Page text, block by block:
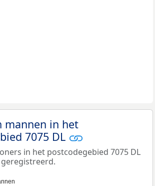
mannen in het
7075 DL
in het postcodegebied 7075 DL